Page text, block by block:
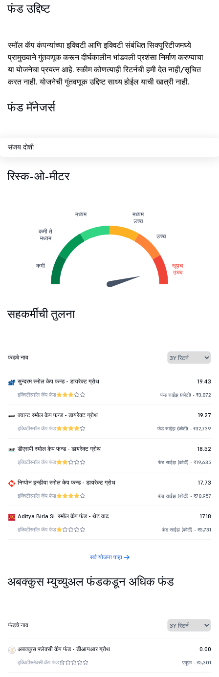
फंड उद्दिष्ट
स्मॉल कॅप कंपन्यांच्या इक्विटी आणि इक्विटी संबंधित सिक्युरिटीजमध्ये
प्रामुख्याने गुंतवणूक करून दीर्घकालीन भांडवली प्रशंसा निर्माण करण्याचा
या योजनेचा प्रयत्न आहे. स्कीम कोणत्याही रिटर्नची हमी देत नाही/सूचित
करत नाही. योजनेची गुंतवणूक उद्दिष्ट साध्य होईल याची खात्री नाही.
फंड मॅनेजर्स
संजय दोशी
रिस्क-ओ-मीटर
कमी
कमी ते
मध्यम
मध्यम
मध्यम
उच्च
उच्च
खूपच
उच्च
सहकर्मींची तुलना
फंडचे नाव
सुन्दरम स्मोल केप फन्ड - डायरेक्ट ग्रोथ 19.43
इक्विटीस्मॉल कॅप फंड फंड साईझ (कोटी) - ₹3,872
क्वान्ट स्मोल केप फन्ड - डायरेक्ट ग्रोथ 19.27
इक्विटीस्मॉल कॅप फंड फंड साईझ (कोटी) - ₹32,739
डीएसपी स्मोल केप फन्ड - डायरेक्ट ग्रोथ 18.52
इक्विटीस्मॉल कॅप फंड फंड साईझ (कोटी) - ₹19,635
निप्पोन इन्डीया स्मोल केप फन्ड - डायरेक्ट ग्रोथ 17.73
इक्विटीस्मॉल कॅप फंड फंड साईझ (कोटी) - ₹78,957
Aditya Birla SL स्मॉल कॅप फंड - थेट वाढ 17.18
इक्विटीस्मॉल कॅप फंड फंड साईझ (कोटी) - ₹5,731
सर्व योजना पाहा
अबक्कुस म्युच्युअल फंडकडून अधिक फंड
फंडचे नाव
अबक्कुस फ्लेक्सी कॅप फंड - डीआयआर ग्रोथ 0.00
इक्विटीफ्लेक्सी कॅप फंड एयूएम - ₹5,301